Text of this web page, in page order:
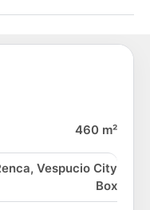
460 m²
Vespucio City
Box